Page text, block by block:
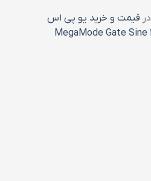
در قیمت و خرید یو پی اس